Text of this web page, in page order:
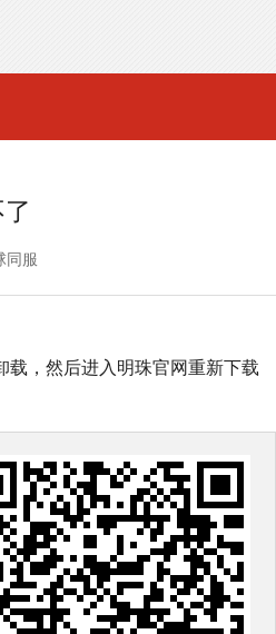
同服
载，然后进入明珠官网重新下载